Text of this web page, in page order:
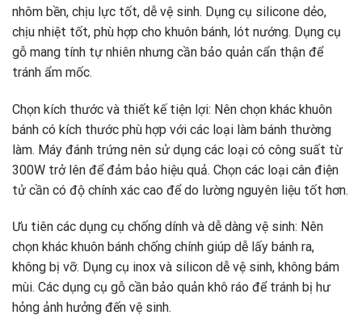
nhôm bền, chịu lực tốt, dễ vệ sinh. Dụng cụ silicone dẻo,
chịu nhiệt tốt, phù hợp cho khuôn bánh, lót nướng. Dụng cụ
gỗ mang tính tự nhiên nhưng cần bảo quản cẩn thận để
tránh ẩm mốc.
Chọn kích thước và thiết kế tiện lợi: Nên chọn khác khuôn
bánh có kích thước phù hợp với các loại làm bánh thường
làm. Máy đánh trứng nên sử dụng các loại có công suất từ
300W trở lên để đảm bảo hiệu quả. Chọn các loại cân điện
tử cần có độ chính xác cao để do lường nguyên liệu tốt hơn.
Ưu tiên các dụng cụ chống dính và dễ dàng vệ sinh: Nên
chọn khác khuôn bánh chống chính giúp dễ lấy bánh ra,
không bị vỡ. Dụng cụ inox và silicon dễ vệ sinh, không bám
mùi. Các dụng cụ gỗ cần bảo quản khô ráo để tránh bị hư
hỏng ảnh hưởng đến vệ sinh.